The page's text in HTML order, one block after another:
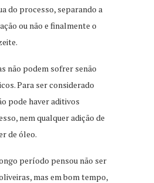
do processo, separando a
ou não e finalmente o
não podem sofrer senão
Para ser considerado
pode haver aditivos
nem qualquer adição de
de óleo.
período pensou não ser
mas em bom tempo,